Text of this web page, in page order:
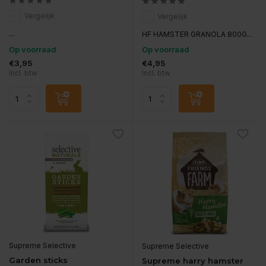
Vergelijk
...
Op voorraad
€3,95
Incl. btw
Vergelijk
HF HAMSTER GRANOLA 800G...
Op voorraad
€4,95
Incl. btw
Supreme Selective
Garden sticks
Supreme Selective
Supreme harry hamster